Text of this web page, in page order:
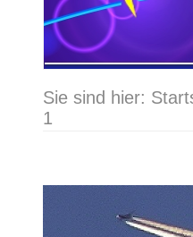
Sie sind hier:
1